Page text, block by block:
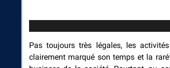
Pas toujours très légales, les
clairement marqué son temps et la